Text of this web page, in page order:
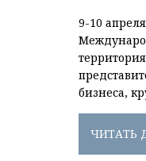
9-10
бизнеса,
ЧИТАТЬ